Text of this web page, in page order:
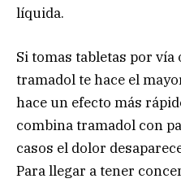
líquida.
Si tomas tabletas por vía
tramadol te hace el
hace un efecto más
combina tramadol con
casos el dolor
Para llegar a tener